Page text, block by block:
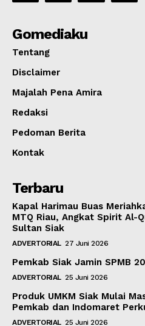
Gomediaku
Tentang
Disclaimer
Majalah Pena Amira
Redaksi
Pedoman Berita
Kontak
Terbaru
Kapal Harimau Buas
MTQ Riau, Angkat Spirit Al-
Sultan Siak
ADVERTORIAL 27 Juni 2026
Pemkab Siak Jamin SPMB
ADVERTORIAL 25 Juni 2026
Produk UMKM Siak Mulai
Pemkab dan Indomaret
ADVERTORIAL 25 Juni 2026